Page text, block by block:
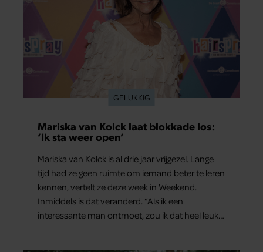
GELUKKIG
Mariska van Kolck laat blokkade los:
‘Ik sta weer open’
Mariska van Kolck is al drie jaar vrijgezel. Lange
tijd had ze geen ruimte om iemand beter te leren
kennen, vertelt ze deze week in Weekend.
Inmiddels is dat veranderd. “Als ik een
interessante man ontmoet, zou ik dat heel leuk